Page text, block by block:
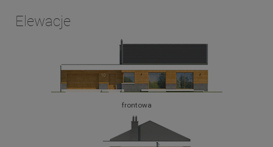
Elewacje
frontowa